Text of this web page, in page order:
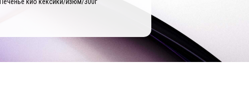
Печенье кио кексики/изюм/300г